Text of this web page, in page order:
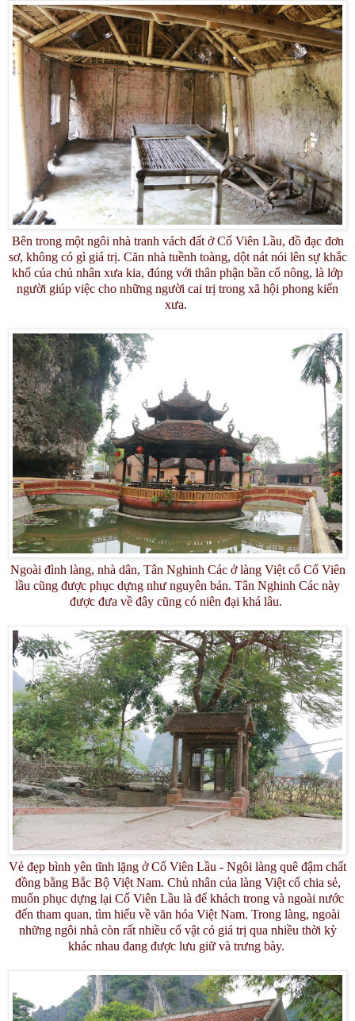
Bên trong một ngôi nhà tranh vách đất ở Cố Viên Lầu, đồ đạc đơn
sơ, không có gì giá trị. Căn nhà tuềnh toàng, dột nát nói lên sự khắc
khổ của chủ nhân xưa kia, đúng với thân phận bần cố nông, là lớp
người giúp việc cho những người cai trị trong xã hội phong kiến
xưa.
Ngoài đình làng, nhà dân, Tân Nghinh Các ở làng Việt cổ Cố Viên
lầu cũng được phục dựng như nguyên bản. Tân Nghinh Các này
được đưa về đây cũng có niên đại khá lâu.
Vẻ đẹp bình yên tĩnh lặng ở Cố Viên Lầu - Ngôi làng quê đậm chất
đồng bằng Bắc Bộ Việt Nam. Chủ nhân của làng Việt cổ chia sẻ,
muốn phục dựng lại Cố Viên Lầu là để khách trong và ngoài nước
đến tham quan, tìm hiểu về văn hóa Việt Nam. Trong làng, ngoài
những ngôi nhà còn rất nhiều cổ vật có giá trị qua nhiều thời kỳ
khác nhau đang được lưu giữ và trưng bày.